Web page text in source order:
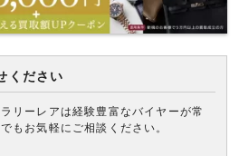
ください
リーレアは経験豊富なバイヤーが常
もお気軽にご相談ください。